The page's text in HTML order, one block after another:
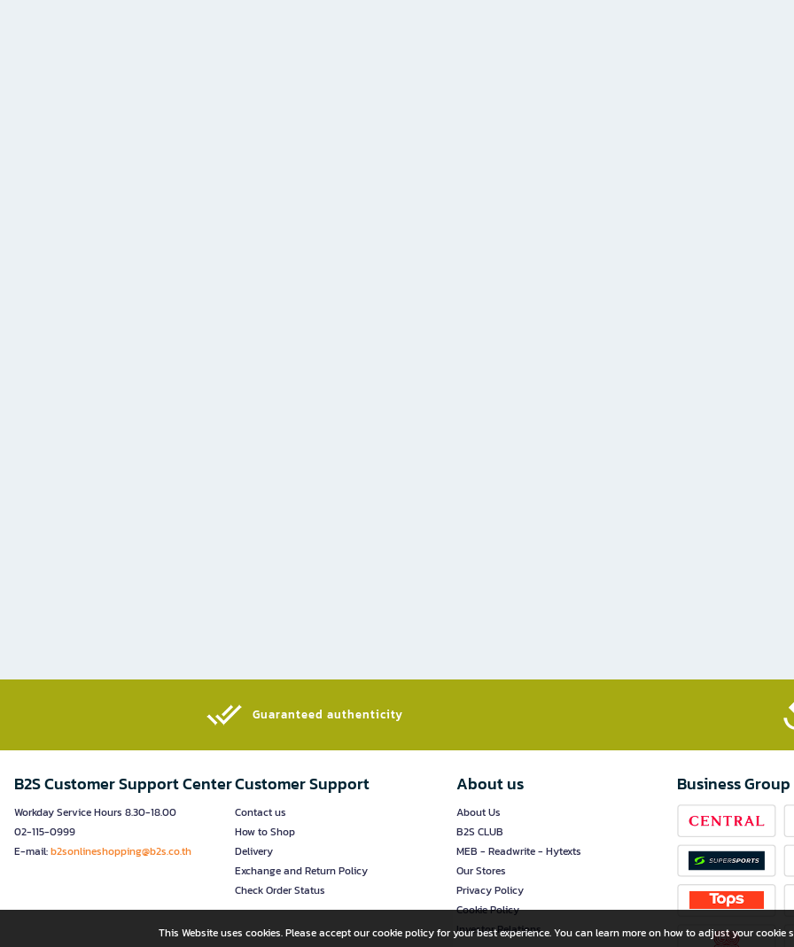
Guaranteed authenticity​
B2S Customer Support Center
Workday Service Hours 8.30-18.00
02-115-0999
E-mail:b2sonlineshopping@b2s.co.th
Customer Support
Contact us
How to Shop
Delivery
Exchange and Return Policy
Check Order Status
About us
About Us
B2S CLUB
MEB - Readwrite - Hytexts
Our Stores
Privacy Policy
Cookie Policy
Investor Relations
Business Group
This Website uses cookies. Please accept our cookie policy for your best experience. You can learn more on how to adjust your cookie